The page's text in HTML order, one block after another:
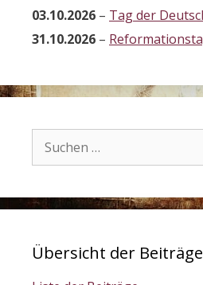
03.10.2026 – Tag der
31.10.2026 –
nach:
Übersicht der Beiträge